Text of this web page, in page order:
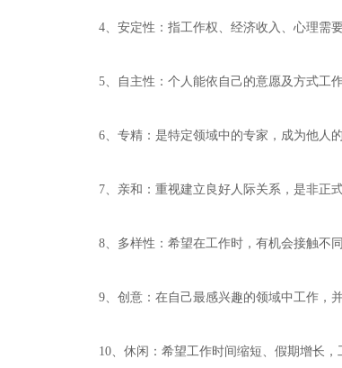
4、安定性：指工作权、经济收入、心理需要
5、自主性：个人能依自己的意愿及方式工作
6、专精：是特定领域中的专家，成为他人的
7、亲和：重视建立良好人际关系，是非正式
8、多样性：希望在工作时，有机会接触不同
9、创意：在自己最感兴趣的领域中工作，并
10、休闲：希望工作时间缩短、假期增长，